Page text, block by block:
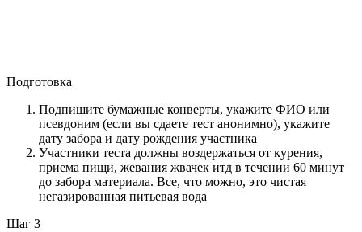
Подготовка
Подпишите бумажные конверты, укажите ФИО или
псевдоним (если вы сдаете тест анонимно), укажите
дату забора и дату рождения участника
Участники теста должны воздержаться от курения,
приема пищи, жевания жвачек итд в течении 60 минут
до забора материала. Все, что можно, это чистая
негазированная питьевая вода
Шаг 3